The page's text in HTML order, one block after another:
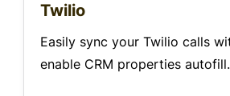
Twilio
Easily sync your Twilio calls
enable CRM properties autofill.